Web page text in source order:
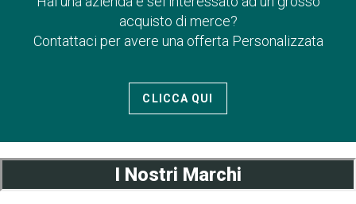
acquisto di merce?
Contattaci per avere una offerta Personalizzata
CLICCA QUI
I Nostri Marchi